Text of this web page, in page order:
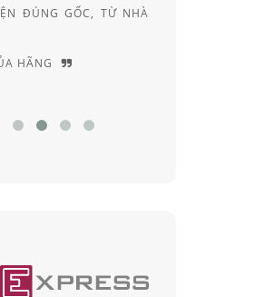
RIÊNG, ĐẦY AM HIỂU VÀ
CHUYÊN SÂU